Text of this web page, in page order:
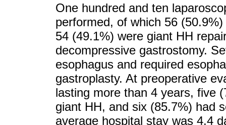
One hundred and ten
performed, of which 56
54 (49.1%) were giant HH
decompressive gastrostomy.
esophagus and required
gastroplasty. At preoperative
lasting more than 4 years, five
giant HH, and six (85.7%) had
average hospital stay was 4.4